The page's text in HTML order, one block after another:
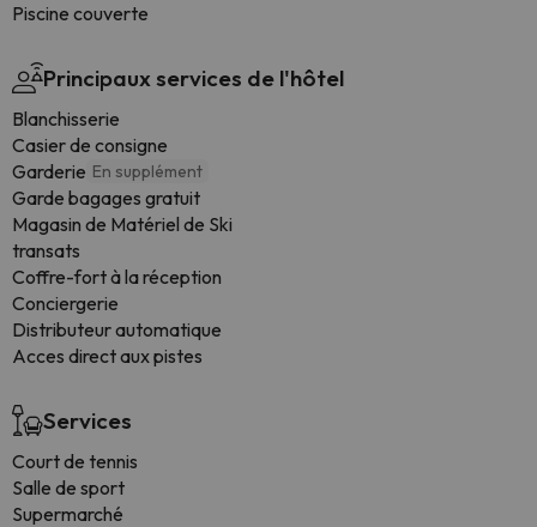
Piscine couverte
Principaux services de l'hôtel
Blanchisserie
Casier de consigne
Garderie En supplément
Garde bagages gratuit
Magasin de Matériel de Ski
transats
Coffre-fort à la réception
Conciergerie
Distributeur automatique
Acces direct aux pistes
Services
Court de tennis
Salle de sport
Supermarché